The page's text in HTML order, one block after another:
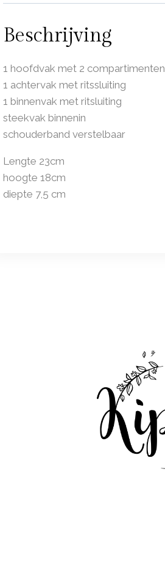
Beschrijving
1 hoofdvak met 2 compartimenten
1 achtervak met ritssluiting
1 binnenvak met ritsluiting
steekvak binnenin
schouderband verstelbaar
Lengte 23cm
hoogte 18cm
diepte 7,5 cm